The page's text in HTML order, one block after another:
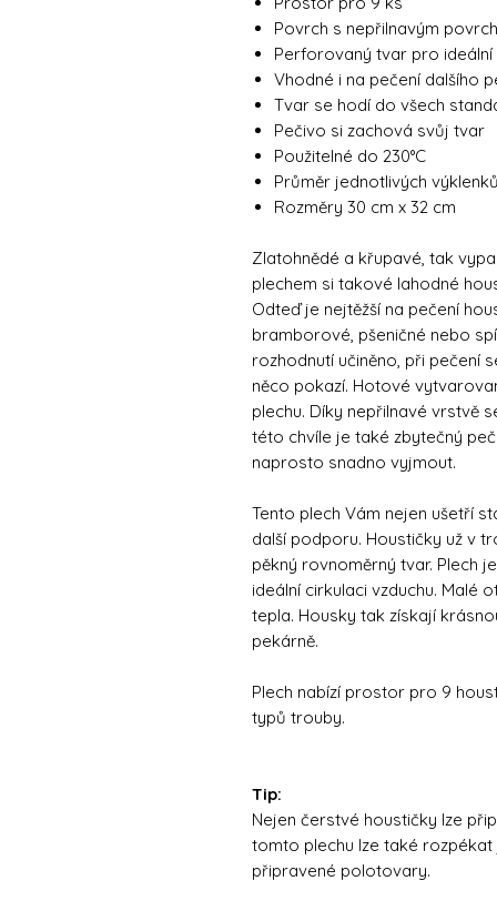
Povrch s nepřilnavým
Perforovaný tvar pro
Vhodné i na pečení dalšího
Tvar se hodí do všech
Pečivo si zachová svůj tvar
Použitelné do 230°C
Průměr jednotlivých
Rozměry 30 cm x 32 cm
Zlatohnědé a křupavé, tak
plechem si takové lahodné
Odteď je nejtěžší na pečení
bramborové, pšeničné nebo
rozhodnutí učiněno, při pečení
něco pokazí. Hotové
plechu. Díky nepřilnavé vrstvě
této chvíle je také zbytečný
naprosto snadno vyjmout.
Tento plech Vám nejen ušetří
další podporu. Houstičky už v
pěkný rovnoměrný tvar. Plech
ideální cirkulaci vzduchu. Malé
tepla. Housky tak získají
pekárně.
Plech nabízí prostor pro 9
typů trouby.
Tip:
Nejen čerstvé houstičky lze
tomto plechu lze také
připravené polotovary.